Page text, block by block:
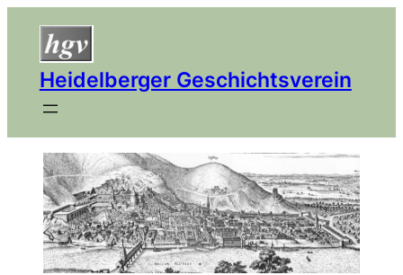
Heidelberger Geschichtsverein